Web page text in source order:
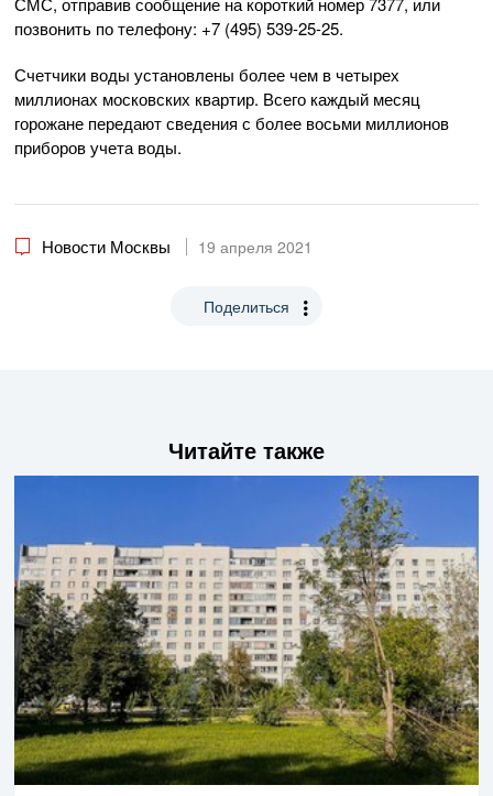
позвонить по телефону: +7 (495) 539-25-25.
Счетчики воды установлены более чем в четырех
миллионах московских квартир. Всего каждый месяц
горожане передают сведения с более восьми миллионов
приборов учета воды.
Новости Москвы 19 апреля 2021
Поделиться
Читайте также